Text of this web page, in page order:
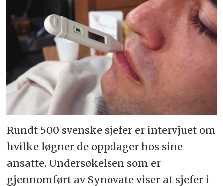
Rundt 500 svenske sjefer er intervjuet om
hvilke løgner de oppdager hos sine
ansatte. Undersøkelsen som er
gjennomført av Synovate viser at sjefer i